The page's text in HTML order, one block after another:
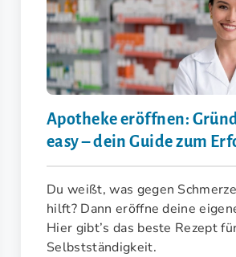
Apotheke eröffnen:
easy – dein Guide zum
Du weißt, was gegen
hilft? Dann eröffne deine
Hier gibt’s das beste Rezept
Selbstständigkeit.